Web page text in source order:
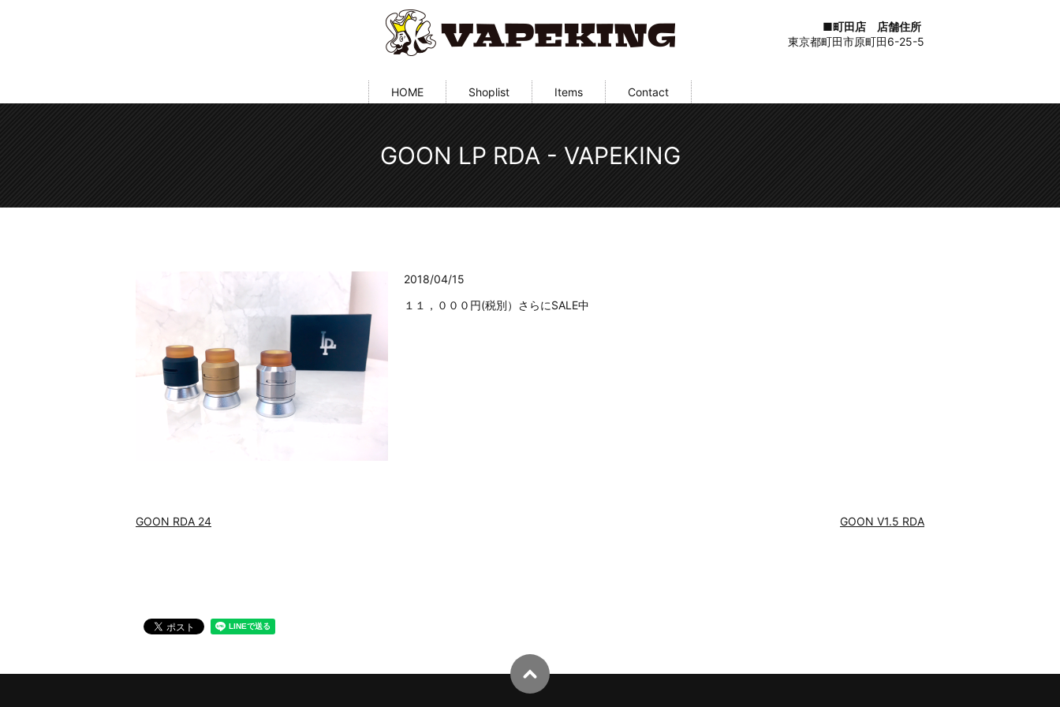
■町田店 店舗住所
東京都町田市原町田6-25-5
HOME Shoplist Items Contact
GOON LP RDA - VAPEKING
2018/04/15
１１，０００円(税別）さらにSALE中
GOON RDA 24 GOON V1.5 RDA